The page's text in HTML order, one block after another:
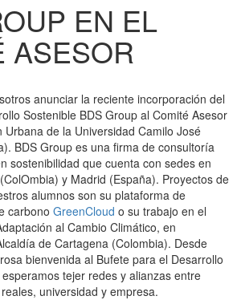
EN EL
ASESOR
anunciar la reciente incorporación del
Sostenible BDS Group al Comité Asesor
Urbana de la Universidad Camilo José
BDS Group es una firma de consultoría
sostenibilidad que cuenta con sedes en
y Madrid (España). Proyectos de
alumnos son su plataforma de
carbono GreenCloud o su trabajo en el
al Cambio Climático, en
de Cartagena (Colombia). Desde
bienvenida al Bufete para el Desarrollo
tejer redes y alianzas entre
universidad y empresa.